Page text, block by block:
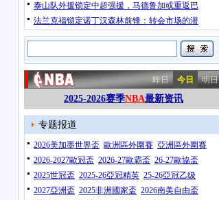
泰山队外援锁定中超强援，马德鲁加或重返巴
法兰克福锁定诺丁汉森林前锋：转会市场的潜
昨日 今日 明日
2025-2026赛季NBA最新资讯
专题报道
2026美加墨世界盃 歐洲區外圍賽 亞洲區外圍賽
2026-2027歐冠盃 2026-27歐霸盃 26-27歐協盃
2025世冠盃 2025-26亞冠精英 25-26亞冠乙级
2027亞洲盃 2025非洲國家盃 2026南美自由盃